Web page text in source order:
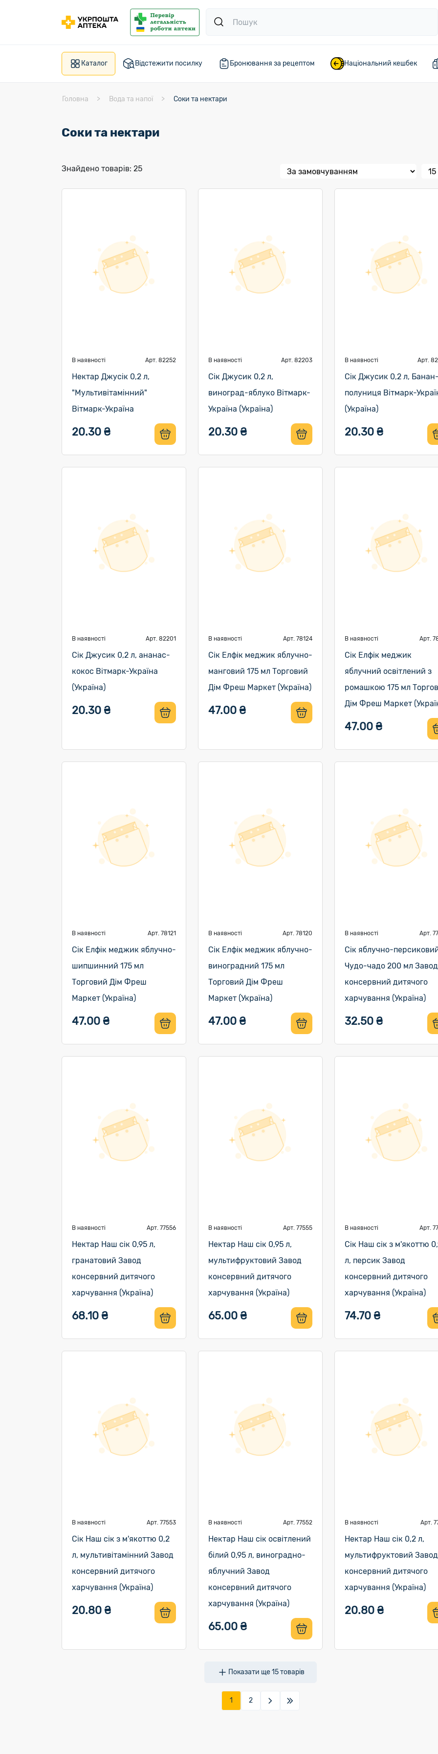
Каталог Відстежити посилку Бронювання за рецептом Національний кешбек
Головна Вода та напої Соки та нектари
Соки та нектари
Знайдено товарів: 25
В наявності Арт. 82252
Нектар Джусік 0,2 л,
"Мультивітамінний"
Вітмарк-Україна
20.30 ₴
В наявності Арт. 82203
Сік Джусик 0,2 л,
виноград-яблуко Вітмарк-
Україна (Україна)
20.30 ₴
В наявності Арт.
Сік Джусик 0,2 л,
полуниця Вітмарк-
(Україна)
20.30 ₴
В наявності Арт. 82201
Сік Джусик 0,2 л, ананас-
кокос Вітмарк-Україна
(Україна)
20.30 ₴
В наявності Арт. 78124
Сік Елфік меджик яблучно-
манговий 175 мл Торговий
Дім Фреш Маркет (Україна)
47.00 ₴
В наявності Арт.
Сік Елфік меджик
яблучний освітлений з
ромашкою 175 мл
Дім Фреш Маркет
47.00 ₴
В наявності Арт. 78121
Сік Елфік меджик яблучно-
шипшинний 175 мл
Торговий Дім Фреш
Маркет (Україна)
47.00 ₴
В наявності Арт. 78120
Сік Елфік меджик яблучно-
виноградний 175 мл
Торговий Дім Фреш
Маркет (Україна)
47.00 ₴
В наявності Арт.
Сік яблучно-
Чудо-чадо 200 мл Завод
консервний дитячого
харчування (Україна)
32.50 ₴
В наявності Арт. 77556
Нектар Наш сік 0,95 л,
гранатовий Завод
консервний дитячого
харчування (Україна)
68.10 ₴
В наявності Арт. 77555
Нектар Наш сік 0,95 л,
мультифруктовий Завод
консервний дитячого
харчування (Україна)
65.00 ₴
В наявності Арт.
Сік Наш сік з м'якоттю
л, персик Завод
консервний дитячого
харчування (Україна)
74.70 ₴
В наявності Арт. 77553
Сік Наш сік з м'якоттю 0,2
л, мультивітамінний Завод
консервний дитячого
харчування (Україна)
20.80 ₴
В наявності Арт. 77552
Нектар Наш сік освітлений
білий 0,95 л, виноградно-
яблучний Завод
консервний дитячого
харчування (Україна)
65.00 ₴
В наявності Арт.
Нектар Наш сік 0,2 л,
мультифруктовий Завод
консервний дитячого
харчування (Україна)
20.80 ₴
Показати ще15товарів
1 2